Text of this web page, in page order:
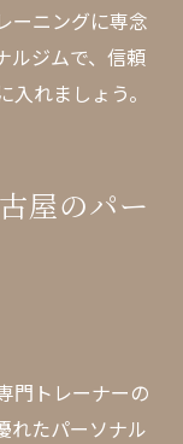
ーニングに専念
ルジムで、信頼
れましょう。
屋のパー
門トレーナーの
れたパーソナル